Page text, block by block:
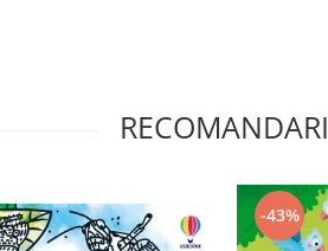
RECOMANDARI
-43%